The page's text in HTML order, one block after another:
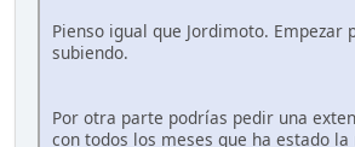
Pienso igual que Jordimoto. Empezar
subiendo.
Por otra parte podrías pedir una
con todos los meses que ha estado